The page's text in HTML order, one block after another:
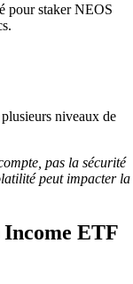
pour staker NEOS
niveaux de
pas la sécurité
peut impacter la
ETF